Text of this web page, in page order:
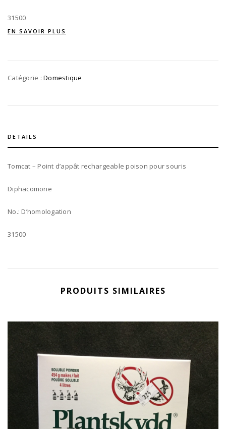
31500
EN SAVOIR PLUS
Catégorie :Domestique
DETAILS
Tomcat – Point d’appât rechargeable poison pour souris
Diphacomone
No.: D’homologation
31500
PRODUITS SIMILAIRES